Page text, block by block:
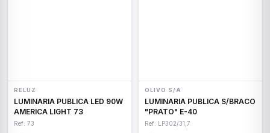
RELUZ
LUMINARIA PUBLICA LED 90W
AMERICA LIGHT 73
Ref: 73
OLIVO S/A
LUMINARIA PUBLICA S/BRACO
"PRATO" E-40
Ref: LP302/31,7